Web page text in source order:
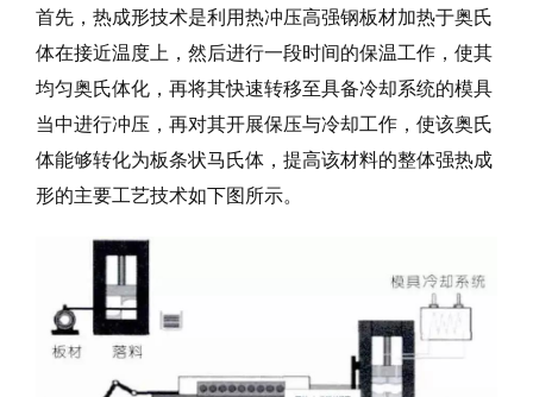
首先，热成形技术是利用热冲压高强钢板材加热于奥氏
体在接近温度上，然后进行一段时间的保温工作，使其
均匀奥氏体化，再将其快速转移至具备冷却系统的模具
当中进行冲压，再对其开展保压与冷却工作，使该奥氏
体能够转化为板条状马氏体，提高该材料的整体强热成
形的主要工艺技术如下图所示。